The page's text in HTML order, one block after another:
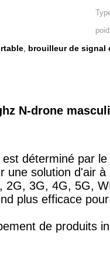
, brouilleur de signal
N-drone
déterminé par
une solution d'air à
3G, 4G, 5G,
plus efficace
de produits